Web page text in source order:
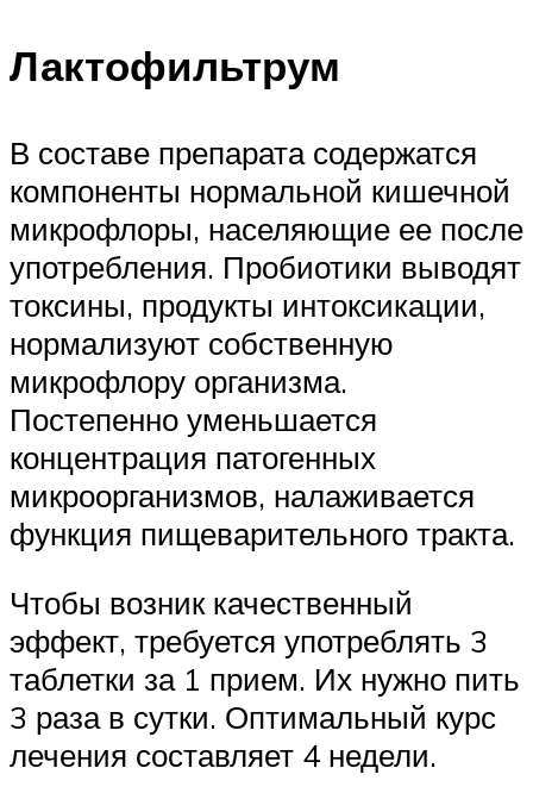
Лактофильтрум
В составе препарата содержатся
компоненты нормальной кишечной
микрофлоры, населяющие ее после
употребления. Пробиотики выводят
токсины, продукты интоксикации,
нормализуют собственную
микрофлору организма.
Постепенно уменьшается
концентрация патогенных
микроорганизмов, налаживается
функция пищеварительного тракта.
Чтобы возник качественный
эффект, требуется употреблять 3
таблетки за 1 прием. Их нужно пить
3 раза в сутки. Оптимальный курс
лечения составляет 4 недели.